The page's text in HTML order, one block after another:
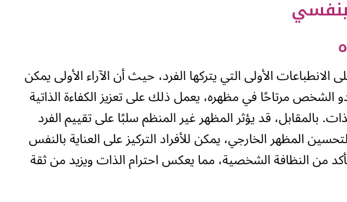
الأولى التي يتركها الفرد، حيث أن الآراء الأولى يمكن
الشخص مرتاحًا في مظهره، يعمل ذلك على تعزيز الكفاءة الذاتية
بالمقابل، قد يؤثر المظهر غير المنظم سلبًا على تقييم الفرد
المظهر الخارجي، يمكن للأفراد التركيز على العناية بالنفس
من النظافة الشخصية، مما يعكس احترام الذات ويزيد من ثقة